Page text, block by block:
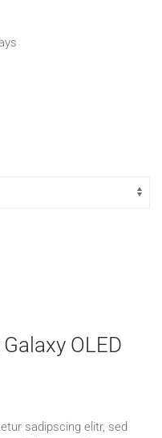
OLED
sadipscing elitr, sed